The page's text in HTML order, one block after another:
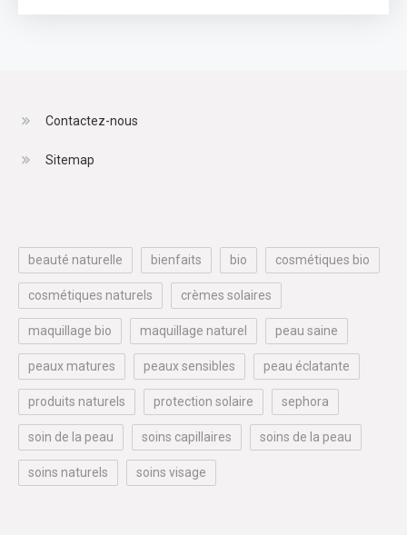
Contactez-nous
Sitemap
beauté naturelle bienfaits bio cosmétiques bio
cosmétiques naturels crèmes solaires
maquillage bio maquillage naturel peau saine
peaux matures peaux sensibles peau éclatante
produits naturels protection solaire sephora
soin de la peau soins capillaires soins de la peau
soins naturels soins visage